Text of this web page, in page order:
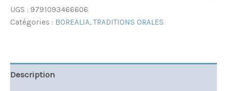
UGS : 9791093466606
Catégories : BOREALIA,TRADITIONS ORALES
Description